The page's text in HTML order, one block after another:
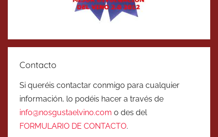
Contacto
Si queréis contactar conmigo para cualquier
información, lo podéis hacer a través de
info@nosgustaelvino.com o des del
FORMULARIO DE CONTACTO.